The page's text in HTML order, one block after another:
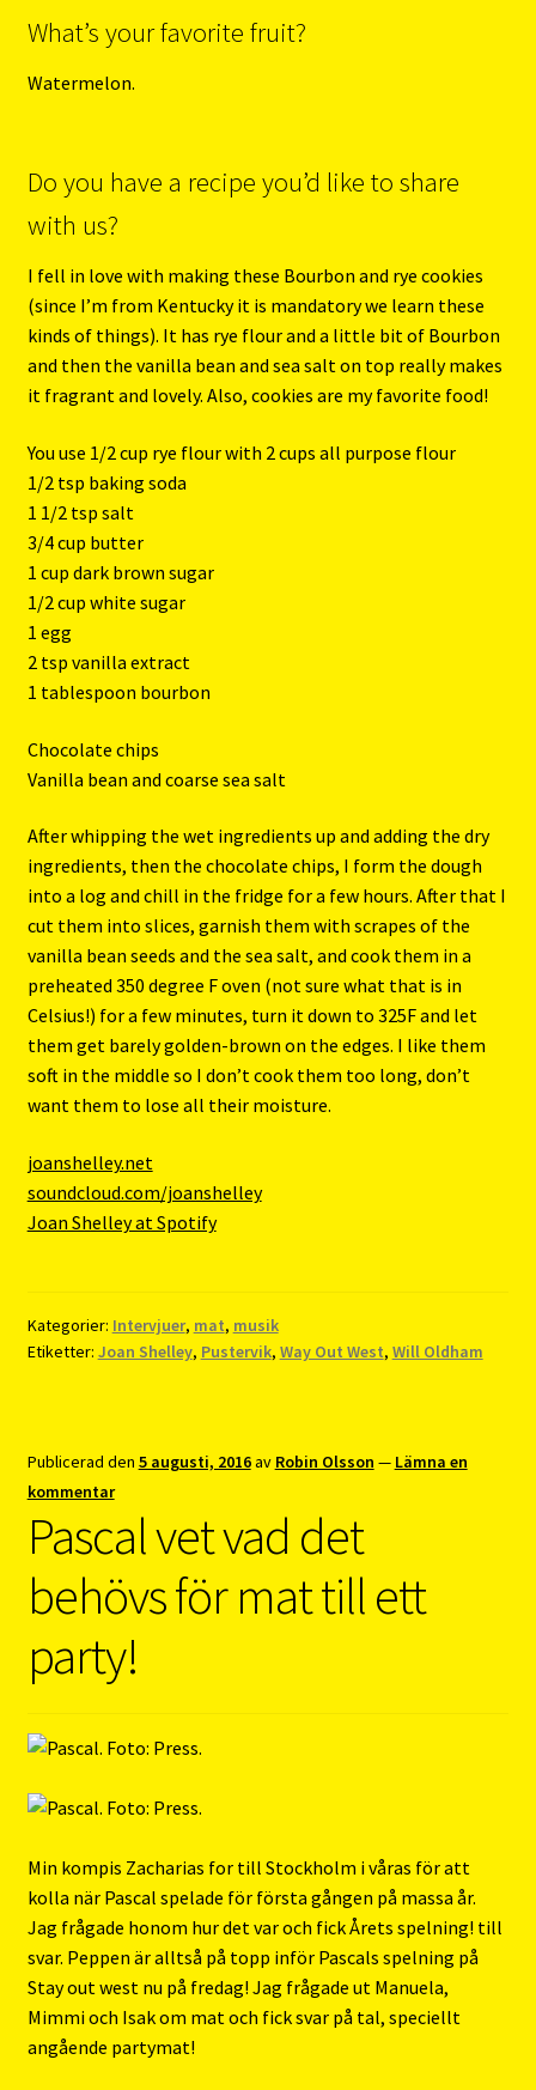
What’s your favorite fruit?
Watermelon.
Do you have a recipe you’d like to share
with us?
I fell in love with making these Bourbon and rye cookies
(since I’m from Kentucky it is mandatory we learn these
kinds of things). It has rye flour and a little bit of Bourbon
and then the vanilla bean and sea salt on top really makes
it fragrant and lovely. Also, cookies are my favorite food!
You use 1/2 cup rye flour with 2 cups all purpose flour
1/2 tsp baking soda
1 1/2 tsp salt
3/4 cup butter
1 cup dark brown sugar
1/2 cup white sugar
1 egg
2 tsp vanilla extract
1 tablespoon bourbon
Chocolate chips
Vanilla bean and coarse sea salt
After whipping the wet ingredients up and adding the dry
ingredients, then the chocolate chips, I form the dough
into a log and chill in the fridge for a few hours. After that I
cut them into slices, garnish them with scrapes of the
vanilla bean seeds and the sea salt, and cook them in a
preheated 350 degree F oven (not sure what that is in
Celsius!) for a few minutes, turn it down to 325F and let
them get barely golden-brown on the edges. I like them
soft in the middle so I don’t cook them too long, don’t
want them to lose all their moisture.
joanshelley.net
soundcloud.com/joanshelley
Joan Shelley at Spotify
Kategorier: Intervjuer, mat, musik
Etiketter: Joan Shelley, Pustervik, Way Out West, Will Oldham
Publicerad den 5 augusti, 2016av Robin Olsson — Lämna en
kommentar
Pascal vet vad det
behövs för mat till ett
party!
Min kompis Zacharias for till Stockholm i våras för att
kolla när Pascal spelade för första gången på massa år.
Jag frågade honom hur det var och fick Årets spelning! till
svar. Peppen är alltså på topp inför Pascals spelning på
Stay out west nu på fredag! Jag frågade ut Manuela,
Mimmi och Isak om mat och fick svar på tal, speciellt
angående partymat!